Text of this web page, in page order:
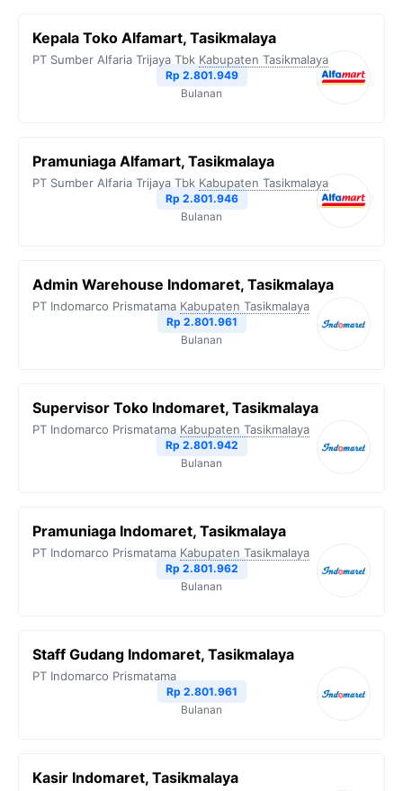
Kepala Toko Alfamart, Tasikmalaya
PT Sumber Alfaria Trijaya Tbk Kabupaten Tasikmalaya
Rp 2.801.949
Bulanan
Pramuniaga Alfamart, Tasikmalaya
PT Sumber Alfaria Trijaya Tbk Kabupaten Tasikmalaya
Rp 2.801.946
Bulanan
Admin Warehouse Indomaret, Tasikmalaya
PT Indomarco Prismatama Kabupaten Tasikmalaya
Rp 2.801.961
Bulanan
Supervisor Toko Indomaret, Tasikmalaya
PT Indomarco Prismatama Kabupaten Tasikmalaya
Rp 2.801.942
Bulanan
Pramuniaga Indomaret, Tasikmalaya
PT Indomarco Prismatama Kabupaten Tasikmalaya
Rp 2.801.962
Bulanan
Staff Gudang Indomaret, Tasikmalaya
PT Indomarco Prismatama
Rp 2.801.961
Bulanan
Kasir Indomaret, Tasikmalaya